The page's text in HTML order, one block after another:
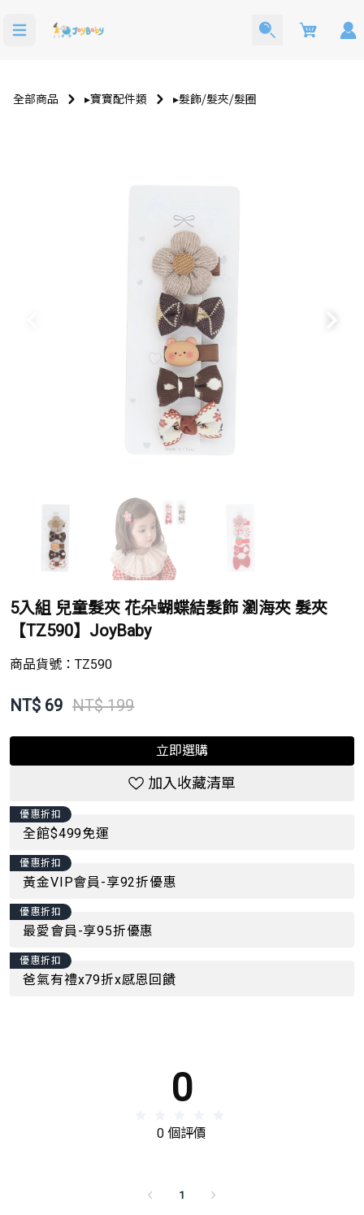
Cart
全部商品 ▸寶寶配件類 ▸髮飾⧸髮夾⧸髮圈
5入組 兒童髮夾 花朵蝴蝶結髮飾 瀏海夾 髮夾
【TZ590】JoyBaby
商品貨號：TZ590
NT$ 69 NT$ 199
立即選購
加入收藏清單
優惠折扣
全館$499免運
優惠折扣
黃金VIP會員-享92折優惠
優惠折扣
最愛會員-享95折優惠
優惠折扣
爸氣有禮x79折x感恩回饋
0
0 個評價
1